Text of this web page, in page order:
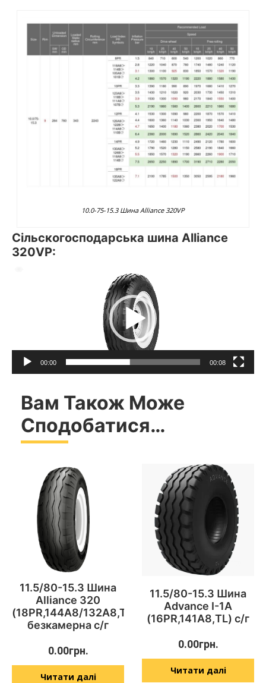
10.0-75-15.3 Шина Alliance 320VP
Сільскогосподарська шина Alliance
320VP:
00:00 00:08
Вам Також Може
Сподобатися…
11.5/80-15.3 Шина
Alliance 320
(18PR,144A8/132A8,TL)
безкамерна с/г
0.00грн.
Читати далі
11.5/80-15.3 Шина
Advance I-1А
(16PR,141А8,TL) с/г
0.00грн.
Читати далі